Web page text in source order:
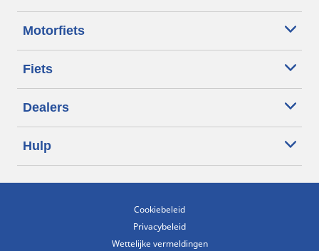
Motorfiets
Fiets
Dealers
Hulp
Cookiebeleid
Privacybeleid
Wettelijke vermeldingen